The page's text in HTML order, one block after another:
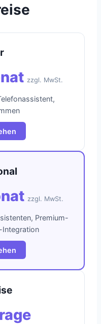
zzgl. MwSt.
zzgl. MwSt.
Premium-
Integration